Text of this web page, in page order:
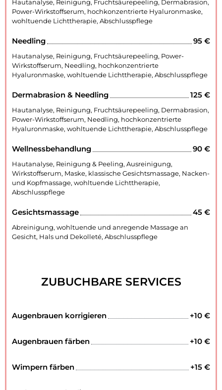
Hautanalyse, Reinigung, Fruchtsäurepeeling, Dermabrasion,
Power-Wirkstoffserum, hochkonzentrierte Hyaluronmaske,
wohltuende Lichttherapie, Abschlusspflege
Needling 95 €
Hautanalyse, Reinigung, Fruchtsäurepeeling, Power-
Wirkstoffserum, Needling, hochkonzentrierte
Hyaluronmaske, wohltuende Lichttherapie, Abschlusspflege
Dermabrasion & Needling 125 €
Hautanalyse, Reinigung, Fruchtsäurepeeling, Dermabrasion,
Power-Wirkstoffserum, Needling, hochkonzentrierte
Hyaluronmaske, wohltuende Lichttherapie, Abschlusspflege
Wellnessbehandlung 90 €
Hautanalyse, Reinigung & Peeling, Ausreinigung,
Wirkstoffserum, Maske, klassische Gesichtsmassage, Nacken-
und Kopfmassage, wohltuende Lichttherapie,
Abschlusspflege
Gesichtsmassage 45 €
Abreinigung, wohltuende und anregende Massage an
Gesicht, Hals und Dekolleté, Abschlusspflege
ZUBUCHBARE SERVICES
Augenbrauen korrigieren +10 €
Augenbrauen färben +10 €
Wimpern färben +15 €